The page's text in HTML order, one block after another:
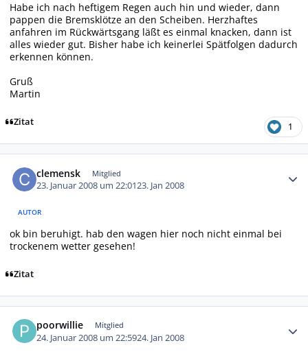
Habe ich nach heftigem Regen auch hin und wieder, dann
pappen die Bremsklötze an den Scheiben. Herzhaftes
anfahren im Rückwärtsgang läßt es einmal knacken, dann ist
alles wieder gut. Bisher habe ich keinerlei Spätfolgen dadurch
erkennen können.
Gruß
Martin
Zitat 1
clemensk Mitglied
23. Januar 2008 um 22:0123. Jan 2008
AUTOR
ok bin beruhigt. hab den wagen hier noch nicht einmal bei
trockenem wetter gesehen!
Zitat
poorwillie Mitglied
24. Januar 2008 um 22:5924. Jan 2008